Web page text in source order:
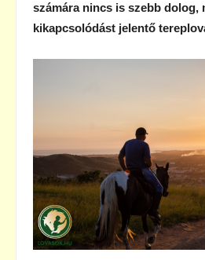
számára nincs is szebb dolog,
kikapcsolódást jelentő